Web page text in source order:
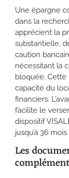
Une épargne
dans la
apprécient la
substantielle,
caution
nécessitant la
bloquée. Cette
capacité du
financiers.
facilite le
dispositif
jusqu’à 36 mois
Les